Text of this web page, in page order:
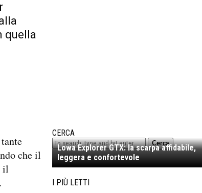
quella
che il
il
CERCA
Cerca
Lowa Explorer GTX: la scarpa affidabile,
leggera e confortevole
I PIÙ LETTI